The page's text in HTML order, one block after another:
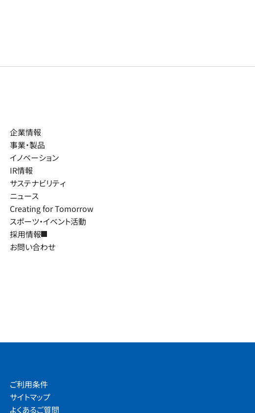
企業情報
事業・製品
イノベーション
IR情報
サステナビリティ
ニュース
Creating for Tomorrow
スポーツ・イベント活動
採用情報
お問い合わせ
ご利用条件
サイトマップ
よくあるご質問